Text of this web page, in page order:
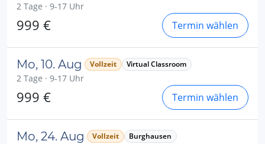
2 Tage · 9-17 Uhr
999 € Termin wählen
Mo, 10. Aug Vollzeit Virtual Classroom
2 Tage · 9-17 Uhr
999 € Termin wählen
Mo, 24. Aug Vollzeit Burghausen